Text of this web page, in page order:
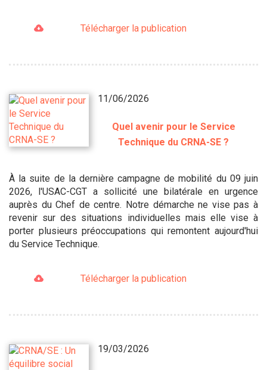
Télécharger la publication
11/06/2026
Quel avenir pour le Service
Technique du CRNA-SE ?
À la suite de la dernière campagne de mobilité du 09 juin
2026, l'USAC-CGT a sollicité une bilatérale en urgence
auprès du Chef de centre. Notre démarche ne vise pas à
revenir sur des situations individuelles mais elle vise à
porter plusieurs préoccupations qui remontent aujourd'hui
du Service Technique.
Télécharger la publication
19/03/2026